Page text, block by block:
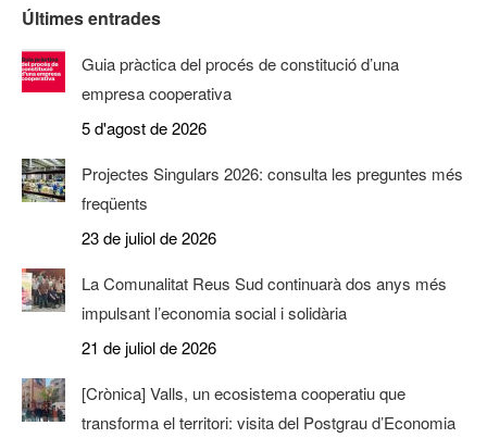
Últimes entrades
Guia pràctica del procés de constitució d’una
empresa cooperativa
5 d'agost de 2026
Projectes Singulars 2026: consulta les preguntes més
freqüents
23 de juliol de 2026
La Comunalitat Reus Sud continuarà dos anys més
impulsant l’economia social i solidària
21 de juliol de 2026
[Crònica] Valls, un ecosistema cooperatiu que
transforma el territori: visita del Postgrau d’Economia